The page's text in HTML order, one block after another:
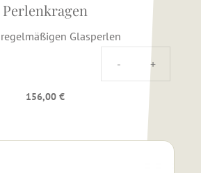
Perlenkragen
Glasperlen
156,00 €